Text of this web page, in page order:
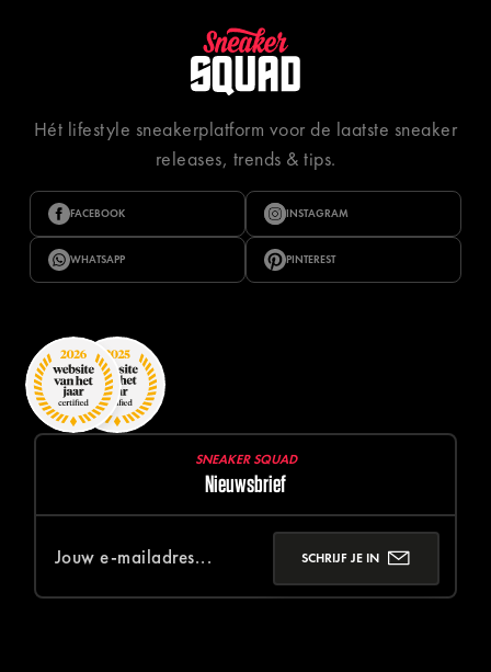
Hét lifestyle sneakerplatform voor de laatste sneaker
releases, trends & tips.
FACEBOOK INSTAGRAM
WHATSAPP PINTEREST
SNEAKER SQUAD
Nieuwsbrief
SCHRIJF JE IN